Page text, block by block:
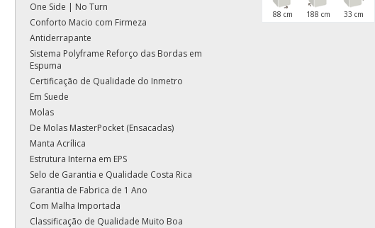
88 cm 188 cm 33 cm
One Side | No Turn
Conforto Macio com Firmeza
Antiderrapante
Sistema Polyframe Reforço das Bordas em
Espuma
Certificação de Qualidade do Inmetro
Em Suede
Molas
De Molas MasterPocket (Ensacadas)
Manta Acrílica
Estrutura Interna em EPS
Selo de Garantia e Qualidade Costa Rica
Garantia de Fabrica de 1 Ano
Com Malha Importada
Classificação de Qualidade Muito Boa